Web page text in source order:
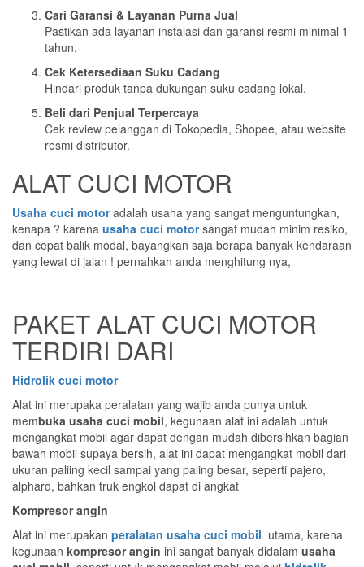
Cari Garansi & Layanan Purna Jual
Pastikan ada layanan instalasi dan garansi resmi minimal 1
tahun.
Cek Ketersediaan Suku Cadang
Hindari produk tanpa dukungan suku cadang lokal.
Beli dari Penjual Terpercaya
Cek review pelanggan di Tokopedia, Shopee, atau website
resmi distributor.
ALAT CUCI MOTOR
Usaha cuci motoradalah usaha yang sangat menguntungkan,
kenapa ? karena usaha cuci motorsangat mudah minim resiko,
dan cepat balik modal, bayangkan saja berapa banyak kendaraan
yang lewat di jalan ! pernahkah anda menghitung nya,
PAKET ALAT CUCI MOTOR
TERDIRI DARI
Hidrolik cuci motor
Alat ini merupaka peralatan yang wajib anda punya untuk
membuka usaha cuci mobil, kegunaan alat ini adalah untuk
mengangkat mobil agar dapat dengan mudah dibersihkan bagian
bawah mobil supaya bersih, alat ini dapat mengangkat mobil dari
ukuran paliing kecil sampai yang paling besar, seperti pajero,
alphard, bahkan truk engkol dapat di angkat
Kompresor angin
Alat ini merupakan peralatan usaha cuci mobil utama, karena
kegunaan kompresor angin ini sangat banyak didalam usaha